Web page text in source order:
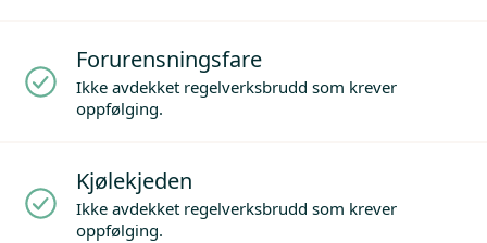
Forurensningsfare
Ikke avdekket regelverksbrudd som krever
oppfølging.
Kjølekjeden
Ikke avdekket regelverksbrudd som krever
oppfølging.